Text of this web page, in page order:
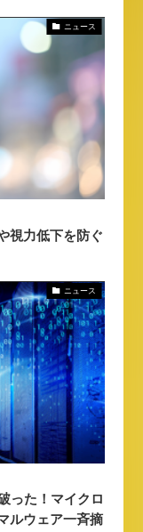
ニュース
視力低下を防ぐ
ニュース
った！マイクロ
ルウェア一斉摘